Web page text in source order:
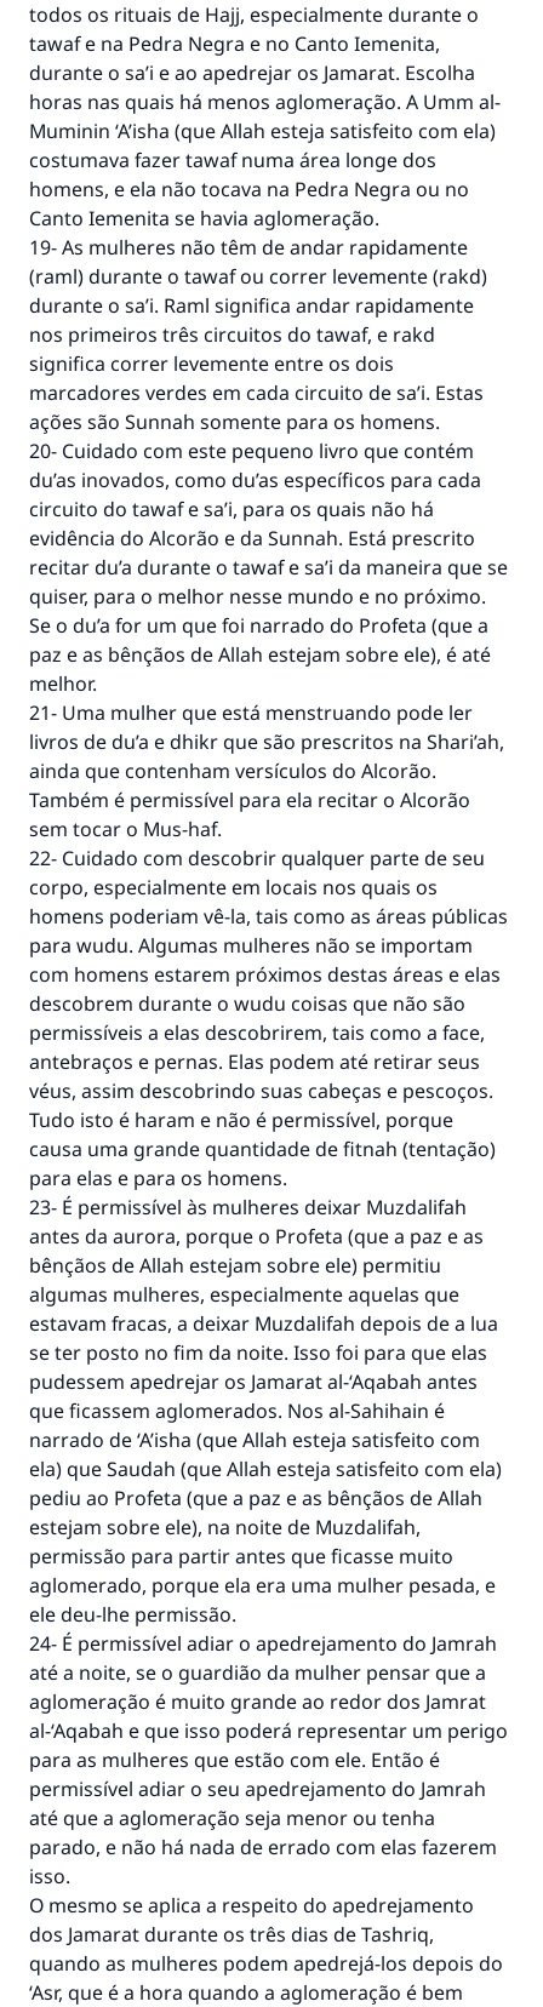
todos os rituais de Hajj, especialmente durante o
tawaf e na Pedra Negra e no Canto Iemenita,
durante o sa’i e ao apedrejar os Jamarat. Escolha
horas nas quais há menos aglomeração. A Umm al-
Muminin ‘A’isha (que Allah esteja satisfeito com ela)
costumava fazer tawaf numa área longe dos
homens, e ela não tocava na Pedra Negra ou no
Canto Iemenita se havia aglomeração.
19- As mulheres não têm de andar rapidamente
(raml) durante o tawaf ou correr levemente (rakd)
durante o sa’i. Raml significa andar rapidamente
nos primeiros três circuitos do tawaf, e rakd
significa correr levemente entre os dois
marcadores verdes em cada circuito de sa’i. Estas
ações são Sunnah somente para os homens.
20- Cuidado com este pequeno livro que contém
du’as inovados, como du’as específicos para cada
circuito do tawaf e sa’i, para os quais não há
evidência do Alcorão e da Sunnah. Está prescrito
recitar du’a durante o tawaf e sa’i da maneira que se
quiser, para o melhor nesse mundo e no próximo.
Se o du’a for um que foi narrado do Profeta (que a
paz e as bênçãos de Allah estejam sobre ele), é até
melhor.
21- Uma mulher que está menstruando pode ler
livros de du’a e dhikr que são prescritos na Shari’ah,
ainda que contenham versículos do Alcorão.
Também é permissível para ela recitar o Alcorão
sem tocar o Mus-haf.
22- Cuidado com descobrir qualquer parte de seu
corpo, especialmente em locais nos quais os
homens poderiam vê-la, tais como as áreas públicas
para wudu. Algumas mulheres não se importam
com homens estarem próximos destas áreas e elas
descobrem durante o wudu coisas que não são
permissíveis a elas descobrirem, tais como a face,
antebraços e pernas. Elas podem até retirar seus
véus, assim descobrindo suas cabeças e pescoços.
Tudo isto é haram e não é permissível, porque
causa uma grande quantidade de fitnah (tentação)
para elas e para os homens.
23- É permissível às mulheres deixar Muzdalifah
antes da aurora, porque o Profeta (que a paz e as
bênçãos de Allah estejam sobre ele) permitiu
algumas mulheres, especialmente aquelas que
estavam fracas, a deixar Muzdalifah depois de a lua
se ter posto no fim da noite. Isso foi para que elas
pudessem apedrejar os Jamarat al-‘Aqabah antes
que ficassem aglomerados. Nos al-Sahihain é
narrado de ‘A’isha (que Allah esteja satisfeito com
ela) que Saudah (que Allah esteja satisfeito com ela)
pediu ao Profeta (que a paz e as bênçãos de Allah
estejam sobre ele), na noite de Muzdalifah,
permissão para partir antes que ficasse muito
aglomerado, porque ela era uma mulher pesada, e
ele deu-lhe permissão.
24- É permissível adiar o apedrejamento do Jamrah
até a noite, se o guardião da mulher pensar que a
aglomeração é muito grande ao redor dos Jamrat
al-‘Aqabah e que isso poderá representar um perigo
para as mulheres que estão com ele. Então é
permissível adiar o seu apedrejamento do Jamrah
até que a aglomeração seja menor ou tenha
parado, e não há nada de errado com elas fazerem
isso.
O mesmo se aplica a respeito do apedrejamento
dos Jamarat durante os três dias de Tashriq,
quando as mulheres podem apedrejá-los depois do
‘Asr, que é a hora quando a aglomeração é bem